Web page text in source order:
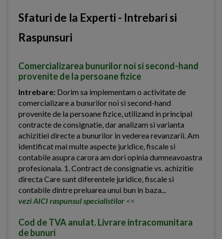
Sfaturi de la Experti - Intrebari si
Raspunsuri
Comercializarea bunurilor noi si second-hand
provenite de la persoane fizice
Intrebare: Dorim sa implementam o activitate de
comercializare a bunurilor noi si second-hand
provenite de la persoane fizice, utilizand in principal
contracte de consignatie, dar analizam si varianta
achizitiei directe a bunurilor in vederea revanzarii. Am
identificat mai multe aspecte juridice, fiscale si
contabile asupra carora am dori opinia dumneavoastra
profesionala. 1. Contract de consignatie vs. achizitie
directa Care sunt diferentele juridice, fiscale si
contabile dintre preluarea unui bun in baza...
vezi AICI raspunsul specialistilor <<
Cod de TVA anulat. Livrare intracomunitara
de bunuri